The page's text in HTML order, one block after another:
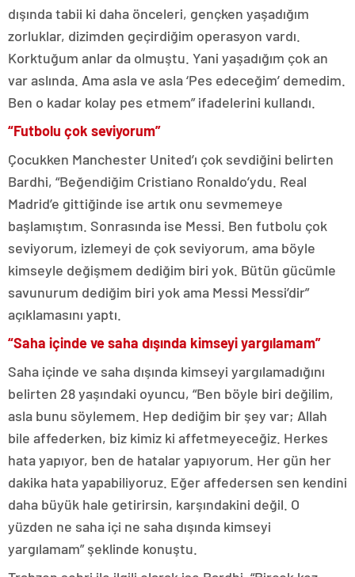
dışında tabii ki daha önceleri, gençken yaşadığım
zorluklar, dizimden geçirdiğim operasyon vardı.
Korktuğum anlar da olmuştu. Yani yaşadığım çok an
var aslında. Ama asla ve asla ‘Pes edeceğim’ demedim.
Ben o kadar kolay pes etmem” ifadelerini kullandı.
“Futbolu çok seviyorum”
Çocukken Manchester United’ı çok sevdiğini belirten
Bardhi, “Beğendiğim Cristiano Ronaldo’ydu. Real
Madrid’e gittiğinde ise artık onu sevmemeye
başlamıştım. Sonrasında ise Messi. Ben futbolu çok
seviyorum, izlemeyi de çok seviyorum, ama böyle
kimseyle değişmem dediğim biri yok. Bütün gücümle
savunurum dediğim biri yok ama Messi Messi’dir”
açıklamasını yaptı.
“Saha içinde ve saha dışında kimseyi yargılamam”
Saha içinde ve saha dışında kimseyi yargılamadığını
belirten 28 yaşındaki oyuncu, “Ben böyle biri değilim,
asla bunu söylemem. Hep dediğim bir şey var; Allah
bile affederken, biz kimiz ki affetmeyeceğiz. Herkes
hata yapıyor, ben de hatalar yapıyorum. Her gün her
dakika hata yapabiliyoruz. Eğer affedersen sen kendini
daha büyük hale getirirsin, karşındakini değil. O
yüzden ne saha içi ne saha dışında kimseyi
yargılamam” şeklinde konuştu.